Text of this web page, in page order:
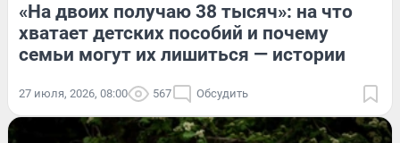
«На двоих получаю 38 тысяч»: на что
хватает детских пособий и почему
семьи могут их лишиться — истории
27 июля, 2026, 08:00 567 Обсудить